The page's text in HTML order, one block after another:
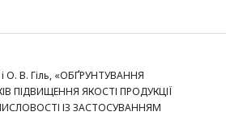
О. В. Гіль, «ОБҐРУНТУВАННЯ
ПІДВИЩЕННЯ ЯКОСТІ ПРОДУКЦІЇ
ІЗ ЗАСТОСУВАННЯМ